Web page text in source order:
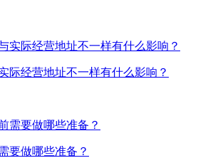
际经营地址不一样有什么影响？
要做哪些准备？